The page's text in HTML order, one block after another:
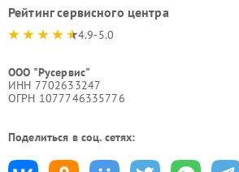
Рейтинг сервисного центра
4.9-5.0
ООО "Русервис"
ИНН 7702633247
ОГРН 1077746335776
Поделиться в соц. сетях: